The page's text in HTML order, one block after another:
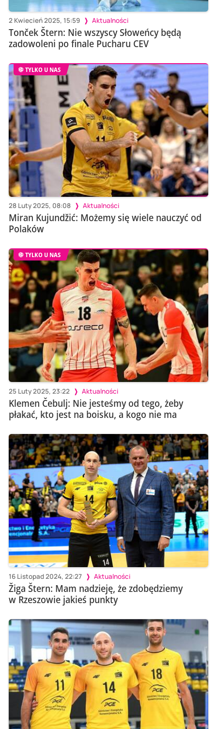
2 Kwiecień 2025, 15:59 Aktualności
Tonček Štern: Nie wszyscy Słoweńcy będą
zadowoleni po finale Pucharu CEV
TYLKO U NAS
28 Luty 2025, 08:08 Aktualności
Miran Kujundžić: Możemy się wiele nauczyć od
Polaków
TYLKO U NAS
25 Luty 2025, 23:22 Aktualności
Klemen Čebulj: Nie jesteśmy od tego, żeby
płakać, kto jest na boisku, a kogo nie ma
16 Listopad 2024, 22:27 Aktualności
Žiga Štern: Mam nadzieję, że zdobędziemy
w Rzeszowie jakieś punkty